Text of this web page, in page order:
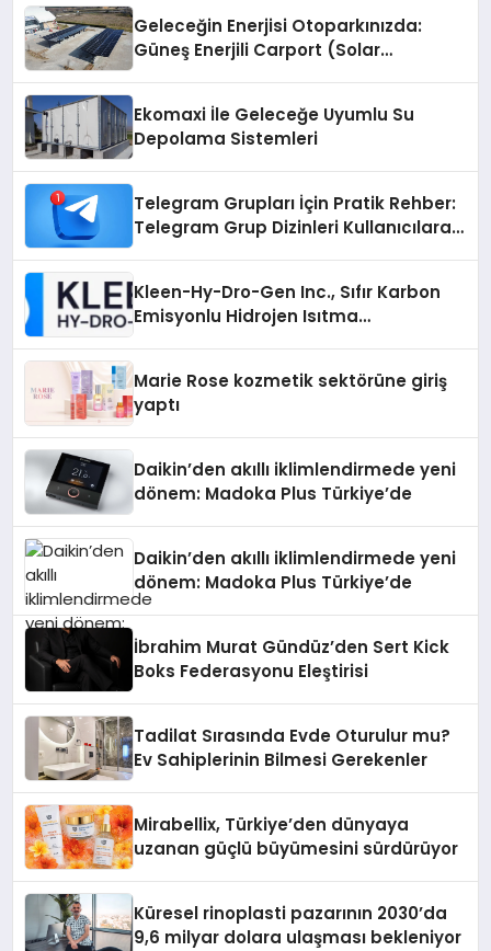
Geleceğin Enerjisi Otoparkınızda:
Güneş Enerjili Carport (Solar
Ekomaxi İle Geleceğe Uyumlu Su
Depolama Sistemleri
Telegram Grupları İçin Pratik Rehber:
Telegram Grup Dizinleri Kullanıcılara
Kleen-Hy-Dro-Gen Inc., Sıfır Karbon
Emisyonlu Hidrojen Isıtma
Marie Rose kozmetik sektörüne giriş
yaptı
Daikin’den akıllı iklimlendirmede yeni
dönem: Madoka Plus Türkiye’de
Daikin’den akıllı iklimlendirmede yeni
dönem: Madoka Plus Türkiye’de
İbrahim Murat Gündüz’den Sert Kick
Boks Federasyonu Eleştirisi
Tadilat Sırasında Evde Oturulur mu?
Ev Sahiplerinin Bilmesi Gerekenler
Mirabellix, Türkiye’den dünyaya
uzanan güçlü büyümesini sürdürüyor
Küresel rinoplasti pazarının 2030’da
9,6 milyar dolara ulaşması bekleniyor